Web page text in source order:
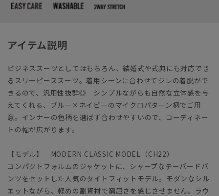
アイテム説明
ビジネススーツとしてはもちろん、結婚式や式典にも対応でき
るスリーピーススーツ。着用シーンに合わせてジレの着脱がで
きるので、汎用性抜群◎ シンプルながらも自然な立体感を与
えてくれる、ブルー×ネイビーのマイクロパターン柄でご用
意。インナーの色柄を選ばず合わせやすいので、コーディネー
トの幅が広がります。
【モデル】 MODERN CLASSIC MODEL（CH22）
コンパクトフォルムのジャケットに、シャープなテーパードパ
ンツをセットした人気のタイトフィットモデル。モダンなシル
エットながら、軽めの副資材で窮屈さを感じさせません。ラウ